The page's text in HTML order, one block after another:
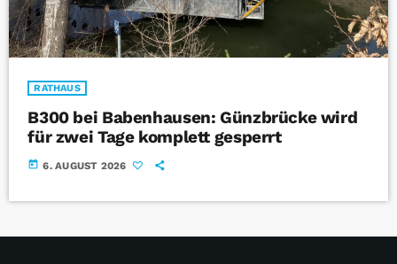
RATHAUS
B300 bei Babenhausen: Günzbrücke wird
für zwei Tage komplett gesperrt
today 6. AUGUST 2026